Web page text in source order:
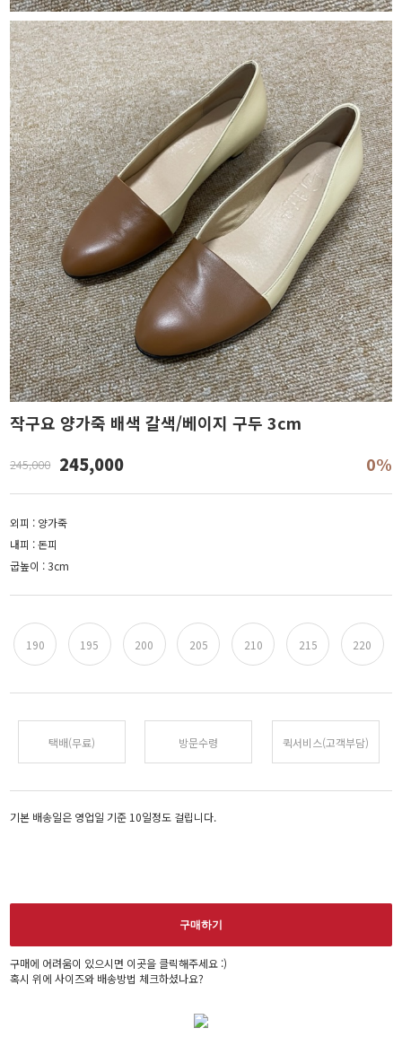
작구요 양가죽 배색 갈색/베이지 구두 3cm
245,000 245,000 0%
외피 : 양가죽
내피 : 돈피
굽높이 : 3cm
190 195 200 205 210 215 220
택배(무료) 방문수령 퀵서비스(고객부담)
기본 배송일은 영업일 기준 10일정도 걸립니다.
구매하기
구매에 어려움이 있으시면 이곳을 클릭해주세요 :)
혹시 위에 사이즈와 배송방법 체크하셨나요?